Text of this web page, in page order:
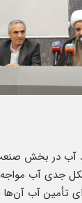
آب در بخش
جدی آب
تأمین آب